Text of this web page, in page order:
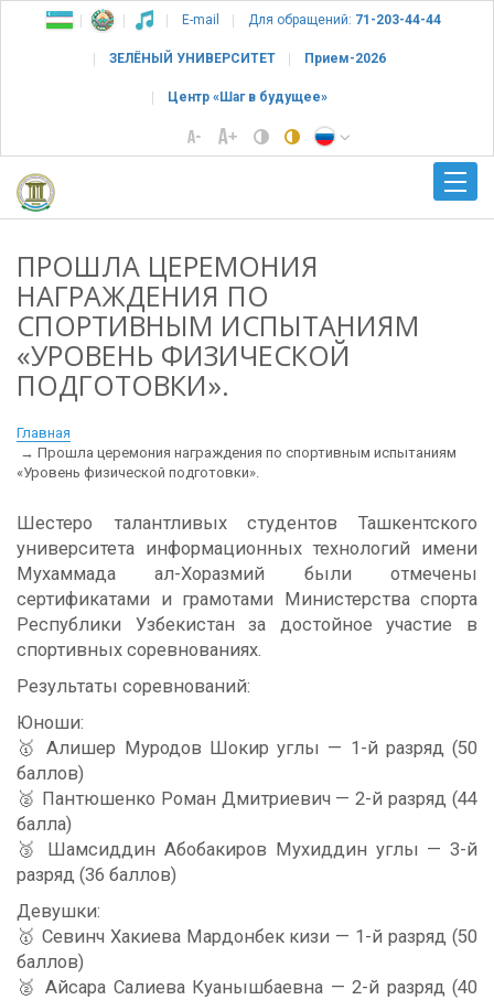
E-mail Для обращений: 71-203-44-44
ЗЕЛЁНЫЙ УНИВЕРСИТЕТ Прием-2026
Центр «Шаг в будущее»
ПРОШЛА ЦЕРЕМОНИЯ
НАГРАЖДЕНИЯ ПО
СПОРТИВНЫМ ИСПЫТАНИЯМ
«УРОВЕНЬ ФИЗИЧЕСКОЙ
ПОДГОТОВКИ».
Главная
Прошла церемония награждения по спортивным испытаниям
«Уровень физической подготовки».
Шестеро талантливых студентов Ташкентского
университета информационных технологий имени
Мухаммада ал-Хоразмий были отмечены
сертификатами и грамотами Министерства спорта
Республики Узбекистан за достойное участие в
спортивных соревнованиях.
Результаты соревнований:
Юноши:
🥇 Алишер Муродов Шокир углы — 1-й разряд (50
баллов)
🥈 Пантюшенко Роман Дмитриевич — 2-й разряд (44
балла)
🥉 Шамсиддин Абобакиров Мухиддин углы — 3-й
разряд (36 баллов)
Девушки:
🥇 Севинч Хакиева Мардонбек кизи — 1-й разряд (50
баллов)
🥈 Айсара Салиева Куанышбаевна — 2-й разряд (40